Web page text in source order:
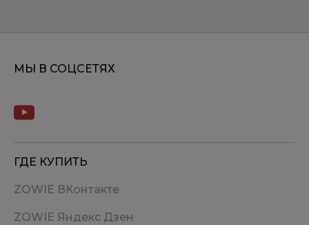
МЫ В СОЦСЕТЯХ
ГДЕ КУПИТЬ
ZOWIE ВКонтакте
ZOWIE Яндекс Дзен